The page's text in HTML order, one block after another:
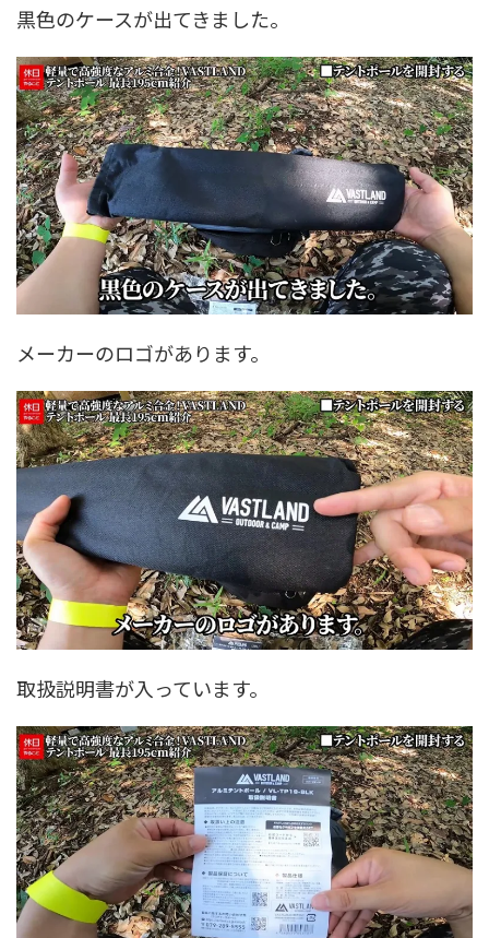
黒色のケースが出てきました。
メーカーのロゴがあります。
取扱説明書が入っています。